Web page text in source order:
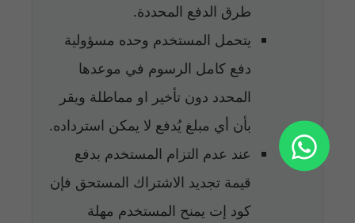
طرق الدفع المحددة.
يتحمل المستخدم وحده مسؤولية
دفع كامل الرسوم في موعدها
المحدد دون تأخير او مماطلة ويقر
بأن أي مبلغ يُدفع لا يمكن استرداده.
عند عدم التزام المستخدم بدفع
قيمة تجديد الاشتراك المستحق فإن
كود إت يمنح المستخدم مهلة